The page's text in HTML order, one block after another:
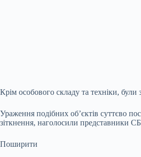
Крім особового складу та техніки,
Ураження подібних об’єктів суттєво
зіткнення, наголосили представники
Поширити